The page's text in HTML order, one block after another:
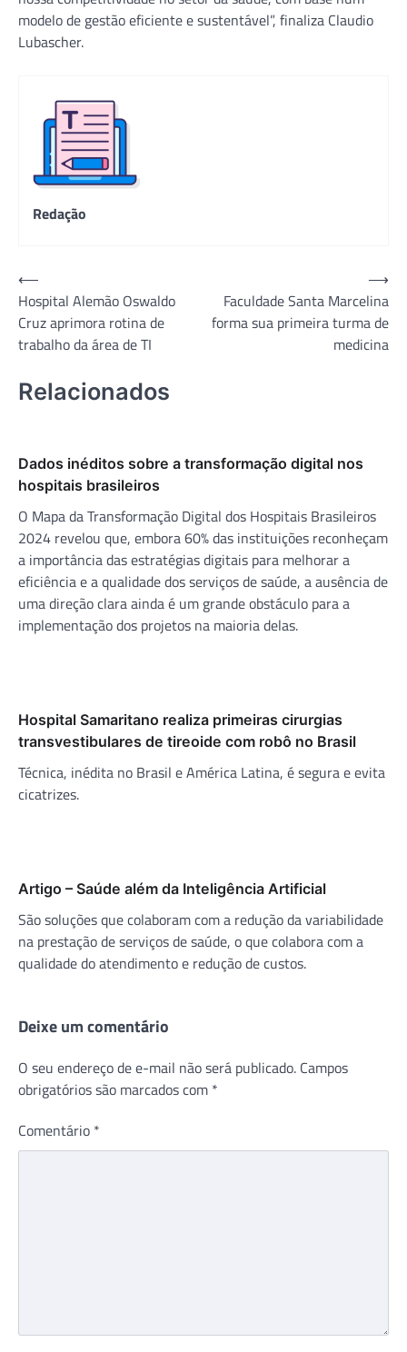
modelo de gestão eficiente e sustentável”, finaliza Claudio
Lubascher.
Redação
Navegação
de
Post
⟵
Hospital Alemão Oswaldo
Cruz aprimora rotina de
trabalho da área de TI
Faculdade Santa Marcelina
forma sua primeira turma de
medicina
⟶
Relacionados
Dados inéditos sobre a transformação digital nos
hospitais brasileiros
O Mapa da Transformação Digital dos Hospitais Brasileiros
2024 revelou que, embora 60% das instituições reconheçam
a importância das estratégias digitais para melhorar a
eficiência e a qualidade dos serviços de saúde, a ausência de
uma direção clara ainda é um grande obstáculo para a
implementação dos projetos na maioria delas.
Hospital Samaritano realiza primeiras cirurgias
transvestibulares de tireoide com robô no Brasil
Técnica, inédita no Brasil e América Latina, é segura e evita
cicatrizes.
Artigo – Saúde além da Inteligência Artificial
São soluções que colaboram com a redução da variabilidade
na prestação de serviços de saúde, o que colabora com a
qualidade do atendimento e redução de custos.
Deixe um comentário
O seu endereço de e-mail não será publicado. Campos
obrigatórios são marcados com *
Comentário *